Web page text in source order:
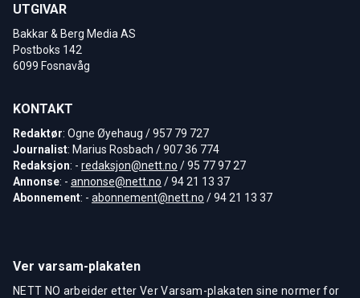
UTGIVAR
Bakkar & Berg Media AS
Postboks 142
6099 Fosnavåg
KONTAKT
Redaktør: Ogne Øyehaug / 957 79 727
Journalist: Marius Rosbach / 907 36 774
Redaksjon: - redaksjon@nett.no / 95 77 97 27
Annonse: - annonse@nett.no / 94 21 13 37
Abonnement: - abonnement@nett.no / 94 21 13 37
Ver varsam-plakaten
NETT NO arbeider etter Ver Varsam-plakaten sine normer for